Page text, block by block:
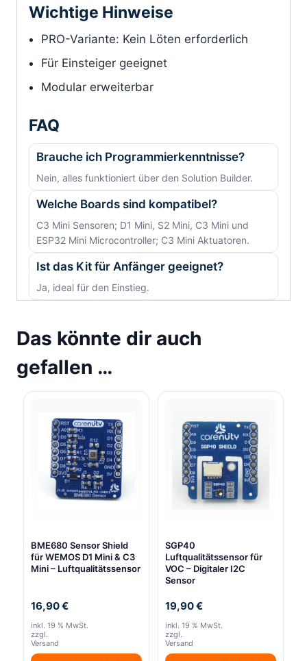
Wichtige Hinweise
PRO-Variante: Kein Löten erforderlich
Für Einsteiger geeignet
Modular erweiterbar
FAQ
Brauche ich Programmierkenntnisse?
Nein, alles funktioniert über den Solution Builder.
Welche Boards sind kompatibel?
C3 Mini Sensoren; D1 Mini, S2 Mini, C3 Mini und
ESP32 Mini Microcontroller; C3 Mini Aktuatoren.
Ist das Kit für Anfänger geeignet?
Ja, ideal für den Einstieg.
Das könnte dir auch
gefallen …
BME680 Sensor Shield
für WEMOS D1 Mini & C3
Mini – Luftqualitätssensor
16,90€
inkl. 19 % MwSt.
zzgl.
Versand
SGP40
Luftqualitätssensor für
VOC – Digitaler I2C
Sensor
19,90€
inkl. 19 % MwSt.
zzgl.
Versand